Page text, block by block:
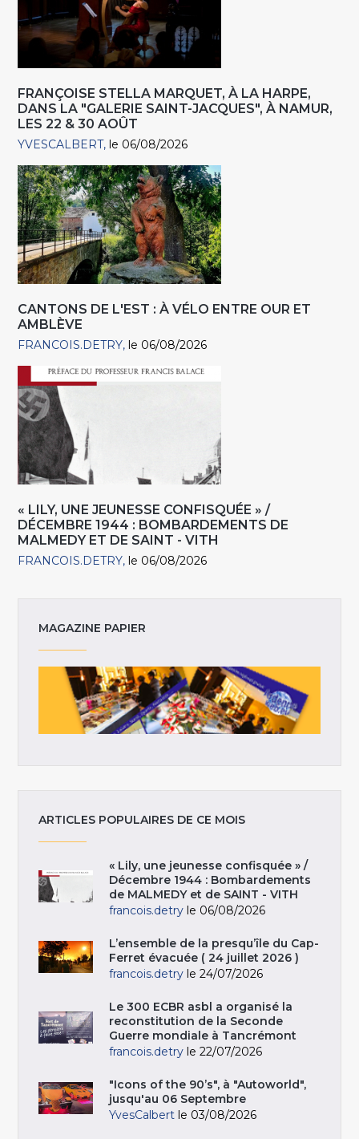
FRANÇOISE STELLA MARQUET, À LA HARPE,
DANS LA "GALERIE SAINT-JACQUES", À NAMUR,
LES 22 & 30 AOÛT
YVESCALBERT le 06/08/2026
CANTONS DE L'EST : À VÉLO ENTRE OUR ET
AMBLÈVE
FRANCOIS.DETRY le 06/08/2026
« LILY, UNE JEUNESSE CONFISQUÉE » /
DÉCEMBRE 1944 : BOMBARDEMENTS DE
MALMEDY ET DE SAINT - VITH
FRANCOIS.DETRY le 06/08/2026
MAGAZINE PAPIER
ARTICLES POPULAIRES DE CE MOIS
« Lily, une jeunesse confisquée » /
Décembre 1944 : Bombardements
de MALMEDY et de SAINT - VITH
francois.detry le 06/08/2026
L’ensemble de la presqu’île du Cap-
Ferret évacuée ( 24 juillet 2026 )
francois.detry le 24/07/2026
Le 300 ECBR asbl a organisé la
reconstitution de la Seconde
Guerre mondiale à Tancrémont
francois.detry le 22/07/2026
"Icons of the 90’s", à "Autoworld",
jusqu'au 06 Septembre
YvesCalbert le 03/08/2026